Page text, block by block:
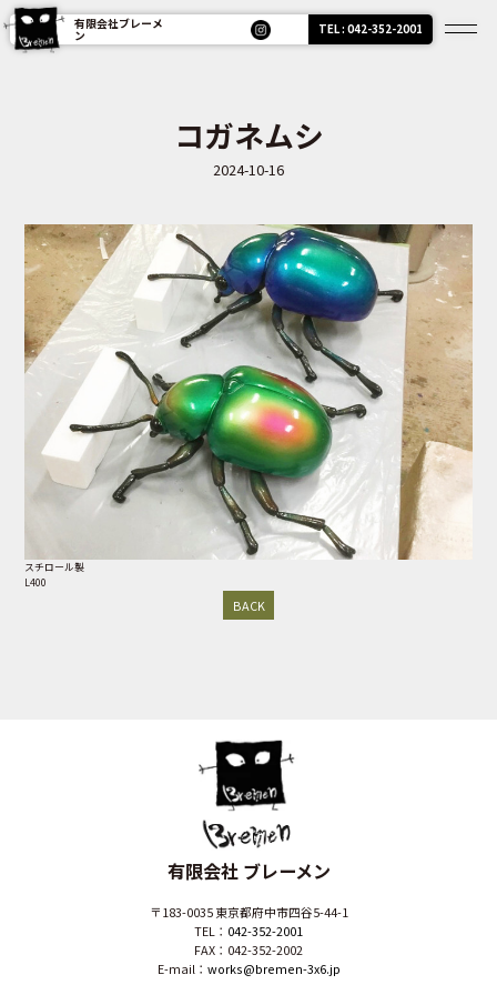
有限会社ブレーメ
ン TEL : 042-352-2001
コガネムシ
2024-10-16
スチロール製
L400
BACK
有限会社 ブレーメン
〒183-0035 東京都府中市四谷5-44-1
TEL： 042-352-2001
FAX：042-352-2002
E-mail： works@bremen-3x6.jp